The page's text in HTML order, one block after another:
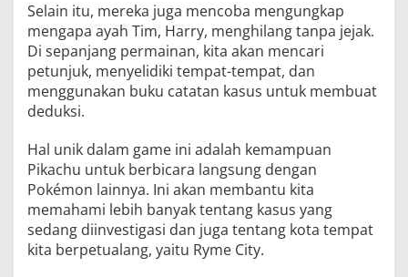
Selain itu, mereka juga mencoba mengungkap
mengapa ayah Tim, Harry, menghilang tanpa jejak.
Di sepanjang permainan, kita akan mencari
petunjuk, menyelidiki tempat-tempat, dan
menggunakan buku catatan kasus untuk membuat
deduksi.
Hal unik dalam game ini adalah kemampuan
Pikachu untuk berbicara langsung dengan
Pokémon lainnya. Ini akan membantu kita
memahami lebih banyak tentang kasus yang
sedang diinvestigasi dan juga tentang kota tempat
kita berpetualang, yaitu Ryme City.